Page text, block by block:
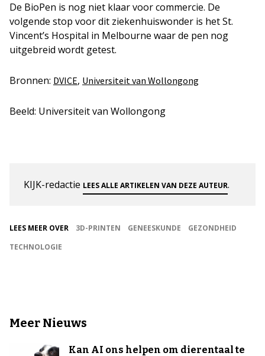
De BioPen is nog niet klaar voor commercie. De
volgende stop voor dit ziekenhuiswonder is het St.
Vincent’s Hospital in Melbourne waar de pen nog
uitgebreid wordt getest.
Bronnen: DVICE, Universiteit van Wollongong
Beeld: Universiteit van Wollongong
KIJK-redactie LEES ALLE ARTIKELEN VAN DEZE AUTEUR.
LEES MEER OVER 3D-PRINTEN GENEESKUNDE
GEZONDHEID
TECHNOLOGIE
Meer Nieuws
Kan AI ons helpen om dierentaal te